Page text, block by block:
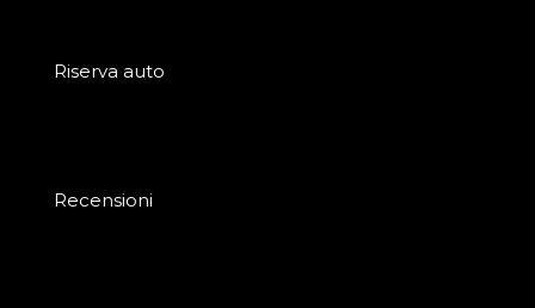
Riserva auto
Recensioni